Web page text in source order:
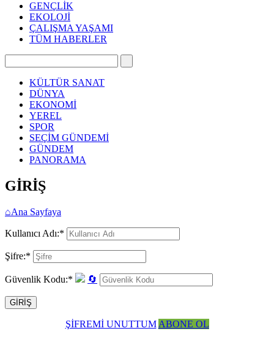
GENÇLİK
EKOLOJİ
ÇALIŞMA YAŞAMI
TÜM HABERLER
KÜLTÜR SANAT
DÜNYA
EKONOMİ
YEREL
SPOR
SEÇİM GÜNDEMİ
GÜNDEM
PANORAMA
GİRİŞ
⌂Ana Sayfaya
Kullanıcı Adı:*
Şifre:*
Güvenlik Kodu:* 🔄
ŞİFREMİ UNUTTUM ABONE OL